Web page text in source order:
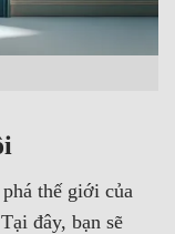
thế giới của
đây, bạn sẽ